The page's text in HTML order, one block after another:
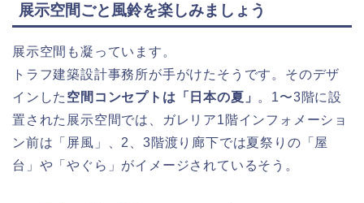
展示空間ごと風鈴を楽しみましょう
展示空間も凝っています。
トラフ建築設計事務所が手がけたそうです。そのデザ
インした 空間コンセプトは「日本の夏」 。1〜3階に設
置された展示空間では、ガレリア1階インフォメーショ
ン前は「屏風」、2、3階渡り廊下では夏祭りの「屋
台」や「やぐら」がイメージされているそう。